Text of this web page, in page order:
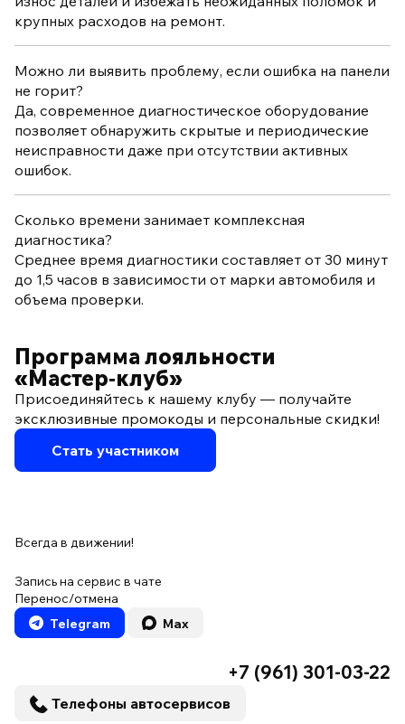
крупных расходов на ремонт.
Можно ли выявить проблему, если ошибка на панели
не горит?
Да, современное диагностическое оборудование
позволяет обнаружить скрытые и периодические
неисправности даже при отсутствии активных
ошибок.
Сколько времени занимает комплексная
диагностика?
Среднее время диагностики составляет от 30 минут
до 1,5 часов в зависимости от марки автомобиля и
объема проверки.
Программа лояльности
«Мастер‑клуб»
Присоединяйтесь к нашему клубу — получайте
эксклюзивные промокоды и персональные скидки!
Стать участником
Всегда в движении!
Запись на сервис в чате
Перенос/отмена
Telegram
Max
+7 (961) 301-03-22
Телефоны автосервисов